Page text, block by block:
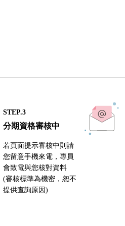
STEP.3
分期資格審核中
若頁面提示審核中則請
您留意手機來電，專員
會致電與您核對資料
(審核標準為機密，恕不
提供查詢原因)